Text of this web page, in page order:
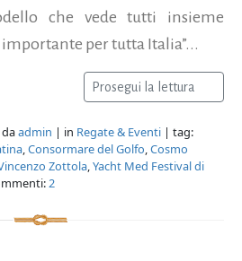
che vede tutti insieme
per tutta Italia”...
Prosegui la lettura
daadmin | in Regate & Eventi | tag:
,Consormare del Golfo,Cosmo
Zottola,Yacht Med Festival di
2